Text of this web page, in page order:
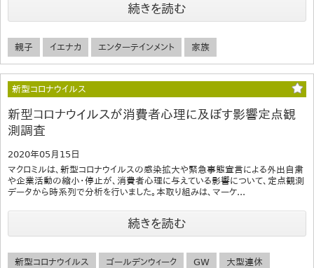
続きを読む
親子 イエナカ エンターテインメント 家族
新型コロナウイルス
新型コロナウイルスが消費者心理に及ぼす影響定点観
測調査
2020年05月15日
マクロミルは、新型コロナウイルスの感染拡大や緊急事態宣言による外出自粛
や企業活動の縮小・停止が、消費者心理に与えている影響について、定点観測
データから時系列で分析を行いました。本取り組みは、マーケ...
続きを読む
新型コロナウイルス ゴールデンウィーク GW 大型連休